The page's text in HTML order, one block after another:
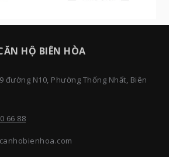
HỘ BIÊN HÒA
đường N10, Phường Thống Nhất, Biên
66 88